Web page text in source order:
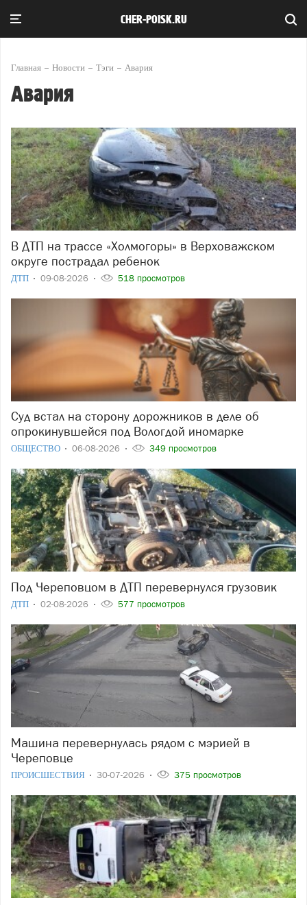
CHER-POISK.RU
Главная Новости Тэги Авария
Авария
В ДТП на трассе «Холмогоры» в Верховажском
округе пострадал ребенок
ДТП 09-08-2026 518 просмотров
Суд встал на сторону дорожников в деле об
опрокинувшейся под Вологдой иномарке
ОБЩЕСТВО 06-08-2026 349 просмотров
Под Череповцом в ДТП перевернулся грузовик
ДТП 02-08-2026 577 просмотров
Машина перевернулась рядом с мэрией в
Череповце
ПРОИСШЕСТВИЯ 30-07-2026 375 просмотров